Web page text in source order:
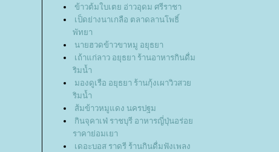
ข้าวต้มใบเตย อ่าวอุดม ศรีราชา
เป็ดย่างนาเกลือ ตลาดลานโพธิ์
พัทยา
นายฮวดข้าวขาหมู อยุธยา
เถ้าแก่ลาว อยุธยา ร้านอาหารกินดื่ม
ริมน้ำ
มองดูเรือ อยุธยา ร้านกุ้งเผาวิวสว
ริมน้ำ
ส้มข้าวหมูแดง นครปฐม
กินจุคาเฟ่ ราชบุรี อาหารญี่ปุ่นอร่อ
ราคาย่อมเยา
เดอะบอส ราดรี ร้านกินดื่มฟังเพลง